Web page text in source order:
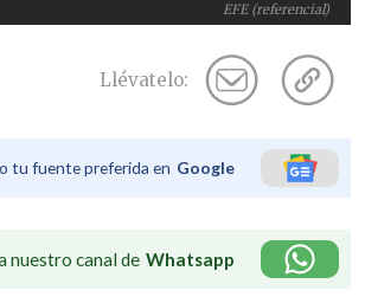
EFE (referencial)
Llévatelo:
tu fuente preferida en Google
nuestro canal de Whatsapp